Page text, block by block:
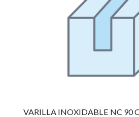
VARILLA INOXIDABLE NC 90